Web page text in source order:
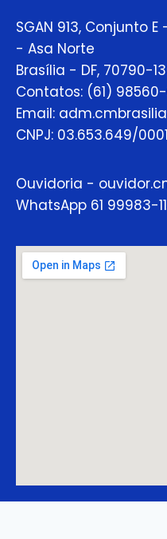
SGAN 913, Conjunto
- Asa Norte
Brasília - DF, 70790-
Contatos: (61)
Email:
CNPJ: 03.653.649/
Ouvidoria -
WhatsApp 61 99983-